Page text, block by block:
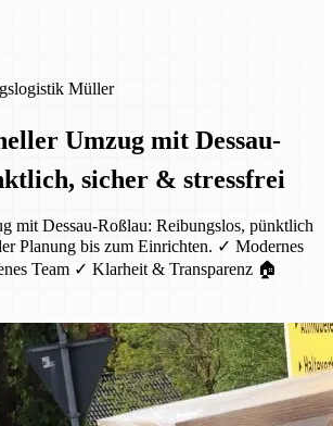
Müller
Umzug mit Dessau-
sicher & stressfrei
mit Dessau-Roßlau: Reibungslos, pünktlich
Planung bis zum Einrichten. ✓ Modernes
Team ✓ Klarheit & Transparenz 🏠